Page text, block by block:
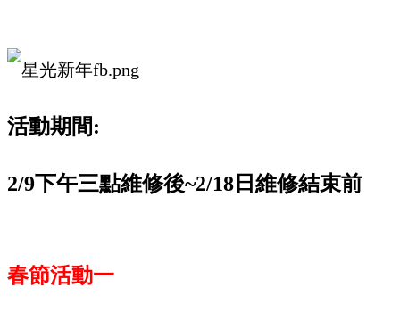
活動期間:
2/9下午三點維修後~2/18日維修結束前
春節活動一